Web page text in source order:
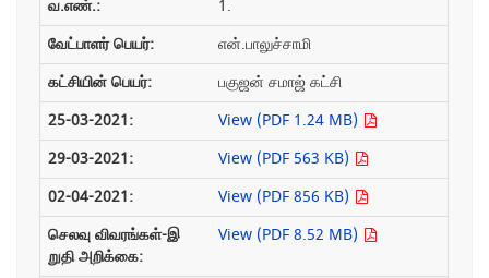
1.
என்.பாலுச்சாமி
பகுஜன் சமாஜ் கட்சி
View (PDF 1.24 MB)
View (PDF 563 KB)
View (PDF 856 KB)
View (PDF 8.52 MB)